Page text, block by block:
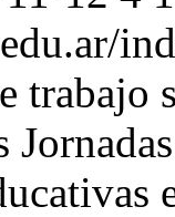
trabajo